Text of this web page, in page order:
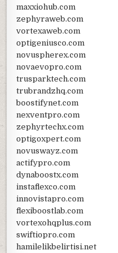
maxxiohub.com
zephyraweb.com
vortexaweb.com
optigeniusco.com
novuspherex.com
novaevopro.com
trusparktech.com
trubrandzhq.com
boostifynet.com
nexventpro.com
zephyrtechx.com
optigoxpert.com
novuswayz.com
actifypro.com
dynaboostx.com
instaflexco.com
innovistapro.com
flexiboostlab.com
vortexohqplus.com
swiftiopro.com
hamilelikbelirtisi.net